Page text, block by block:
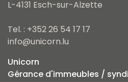
L-4131 Esch-sur-Alzette
Tel. : +352 26 54 17 17
info@unicorn.lu
Unicorn
Gérance d'immeubles /